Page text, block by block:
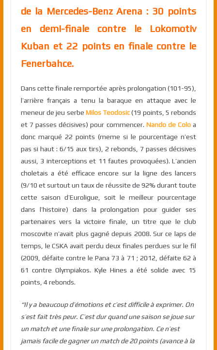
de la Mercedes-Benz Arena : 30 points
en demi-finale contre le Lokomotiv
Kuban et 22 points en finale contre le
Fenerbahce.
Dans cette finale remportée après prolongation (101-95),
l’arrière français a tenu la baraque en attaque avec le
meneur de jeu serbe Milos Teodosic(19 points, 5 rebonds
et 7 passes décisives) pour commencer. Nando de Colo a
donc marqué 22 points (meme si le pourcentage n’est
pas si haut : 6/15 aux tirs), 2 rebonds, 7 passes décisives
aussi, 3 interceptions et 11 fautes provoquées). L’ancien
choletais a été efficace encore sur la ligne des lancers
(9/10 et surtout un taux de réussite de 92% durant toute
cette saison d’Euroligue, soit le meilleur pourcentage
dans l’histoire) dans la prolongation pour guider ses
partenaires vers la victoire finale, un titre que le club
moscovite n’avait plus gagné depuis 2008. Sur ce laps de
temps, le CSKA avait perdu deux finales perdues sur le fil
(2009, défaite contre le Pana 73 à 71 ; 2012, défaite 62 à
61 contre Olympiakos. Kyle Hines a été solide avec 15
points, 4 rebonds.
“Il y a beaucoup d’émotions et c’est difficile à exprimer. On
s’est fait très peur. C’est dur quand une saison se joue sur
un match et une finale sur une prolongation. Ce n’est
jamais facile de gagner un match de 20 points (avance à la